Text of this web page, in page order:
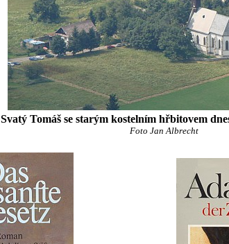
Svatý Tomáš se starým kostelním hřbitovem
Foto Jan Albrecht